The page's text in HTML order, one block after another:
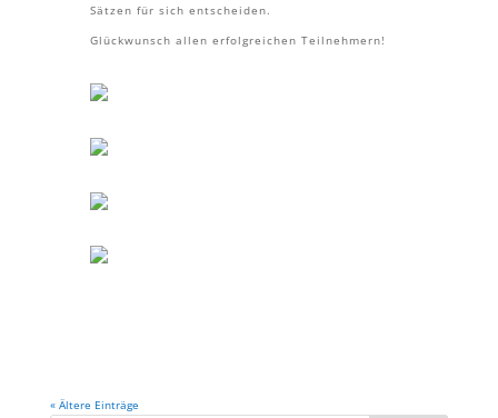
Sätzen für sich entscheiden.
Glückwunsch allen erfolgreichen Teilnehmern!
« Ältere Einträge